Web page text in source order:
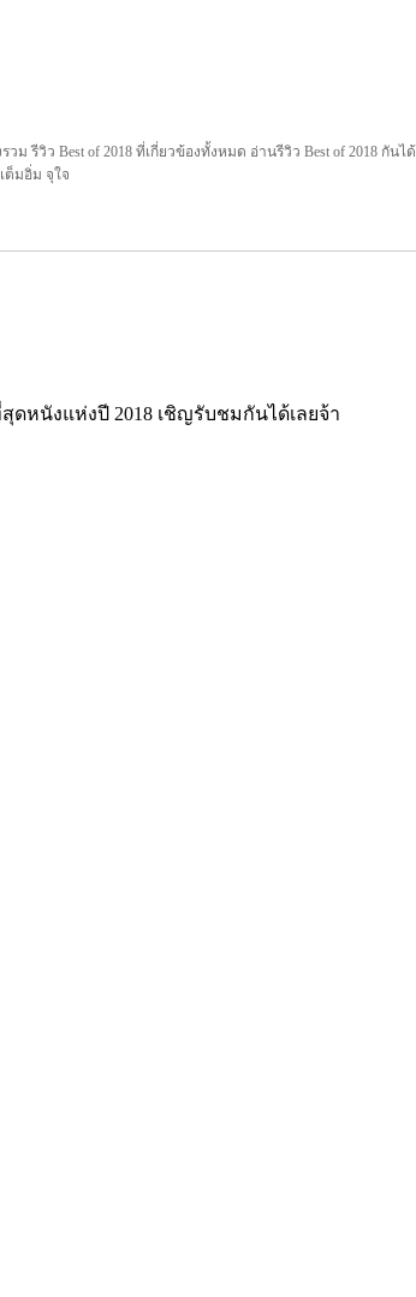
วม รีวิว Best of 2018 ที่เกี่ยวข้องทั้งหมด อ่านรีวิว Best of 2018 กันได้
ต็มอิ่ม จุใจ
หนังแห่งปี 2018 เชิญรับชมกันได้เลยจ้า